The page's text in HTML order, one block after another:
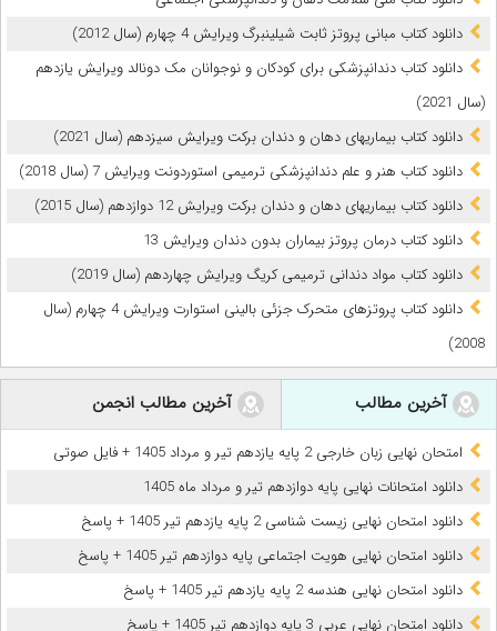
دانلود کتاب مبانی پروتز ثابت شیلینبرگ ویرایش 4 چهارم (سال 2012)
دانلود کتاب دندانپزشکی برای کودکان و نوجوانان مک دونالد ویرایش یازدهم
(سال 2021)
دانلود کتاب بیماریهای دهان و دندان برکت ویرایش سیزدهم (سال 2021)
دانلود کتاب هنر و علم دندانپزشکی ترمیمی استوردونت ویرایش 7 (سال 2018)
دانلود کتاب بیماریهای دهان و دندان برکت ویرایش 12 دوازدهم (سال 2015)
دانلود کتاب درمان پروتز بیماران بدون دندان ویرایش 13
دانلود کتاب مواد دندانی ترمیمی کریگ ویرایش چهاردهم (سال 2019)
دانلود کتاب پروتزهای متحرک جزئی بالینی استوارت ویرایش 4 چهارم (سال
2008)
آخرین مطالب آخرین مطالب انجمن
امتحان نهایی زبان خارجی 2 پایه یازدهم تیر و مرداد 1405 + فایل صوتی
دانلود امتحانات نهایی پایه دوازدهم تیر و مرداد ماه 1405
دانلود امتحان نهایی زیست شناسی 2 پایه یازدهم تیر 1405 + پاسخ
دانلود امتحان نهایی هویت اجتماعی پایه دوازدهم تیر 1405 + پاسخ
دانلود امتحان نهایی هندسه 2 پایه یازدهم تیر 1405 + پاسخ
دانلود امتحان نهایی عربی 3 پایه دوازدهم تیر 1405 + پاسخ